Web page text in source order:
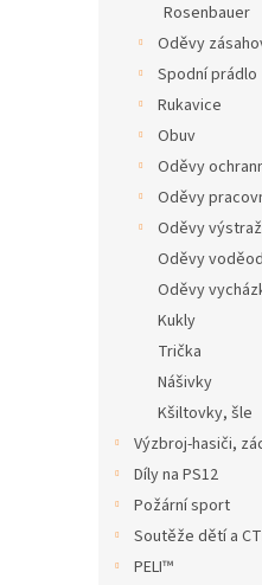
Rosenbauer
Oděvy
Spodní prádlo
Rukavice
Obuv
Oděvy
Oděvy
Oděvy
Oděvy
Oděvy
Kukly
Trička
Nášivky
Kšiltovky, šle
Výzbroj-hasiči,
Díly na PS12
Požární sport
Soutěže dětí a
PELI™